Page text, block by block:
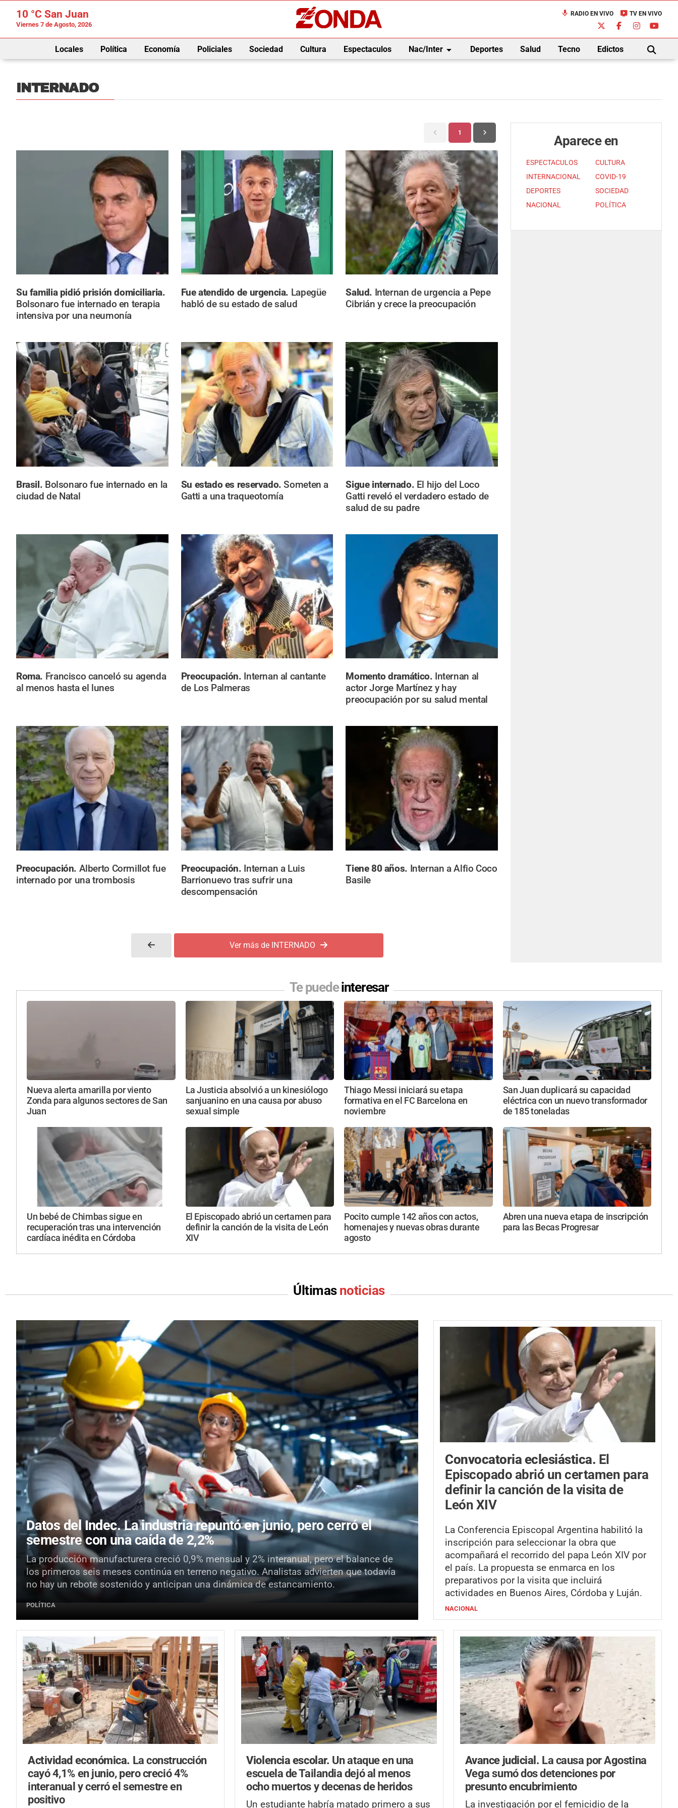
10 °C San Juan
Viernes 7 de Agosto, 2026
mic RADIO EN VIVO live_tv TV EN VIVO
Locales Política Economía Policiales Sociedad Cultura Espectaculos Nac/Interarrow_drop_down Deportes Salud Tecno Edictos
BUSCAR
INTERNADO
1
Su familia pidió prisión domiciliaria.
Bolsonaro fue internado en terapia
intensiva por una neumonía
Fue atendido de urgencia. Lapegüe
habló de su estado de salud
Salud. Internan de urgencia a Pepe
Cibrián y crece la preocupación
Brasil. Bolsonaro fue internado en la
ciudad de Natal
Su estado es reservado.Someten a
Gatti a una traqueotomía
Sigue internado. El hijo del Loco
Gatti reveló el verdadero estado de
salud de su padre
Roma. Francisco canceló su agenda
al menos hasta el lunes
Preocupación. Internan al cantante
de Los Palmeras
Momento dramático. Internan al
actor Jorge Martínez y hay
preocupación por su salud mental
Preocupación. Alberto Cormillot fue
internado por una trombosis
Preocupación. Internan a Luis
Barrionuevo tras sufrir una
descompensación
Tiene 80 años. Internan a Alfio Coco
Basile
Ver más de INTERNADO
Aparece en
ESPECTACULOS
INTERNACIONAL
DEPORTES
NACIONAL
CULTURA
COVID-19
SOCIEDAD
POLÍTICA
Te puedeinteresar
Nueva alerta amarilla por viento
Zonda para algunos sectores de San
Juan
La Justicia absolvió a un kinesiólogo
sanjuanino en una causa por abuso
sexual simple
Thiago Messi iniciará su etapa
formativa en el FC Barcelona en
noviembre
San Juan duplicará su capacidad
eléctrica con un nuevo transformador
de 185 toneladas
Un bebé de Chimbas sigue en
recuperación tras una intervención
cardíaca inédita en Córdoba
El Episcopado abrió un certamen para
definir la canción de la visita de León
XIV
Pocito cumple 142 años con actos,
homenajes y nuevas obras durante
agosto
Abren una nueva etapa de inscripción
para las Becas Progresar
Últimas noticias
Datos del Indec.La industria repuntó en junio, pero cerró el
semestre con una caída de 2,2%
La producción manufacturera creció 0,9% mensual y 2% interanual, pero el balance de
los primeros seis meses continúa en terreno negativo. Analistas advierten que todavía
no hay un rebote sostenido y anticipan una dinámica de estancamiento.
POLÍTICA
Convocatoria eclesiástica. El
Episcopado abrió un certamen para
definir la canción de la visita de
León XIV
La Conferencia Episcopal Argentina habilitó la
inscripción para seleccionar la obra que
acompañará el recorrido del papa León XIV por
el país. La propuesta se enmarca en los
preparativos por la visita que incluirá
actividades en Buenos Aires, Córdoba y Luján.
NACIONAL
Actividad económica. La construcción
cayó 4,1% en junio, pero creció 4%
interanual y cerró el semestre en
positivo
Violencia escolar. Un ataque en una
escuela de Tailandia dejó al menos
ocho muertos y decenas de heridos
Un estudiante habría matado primero a sus
Avance judicial. La causa por Agostina
Vega sumó dos detenciones por
presunto encubrimiento
La investigación por el femicidio de la